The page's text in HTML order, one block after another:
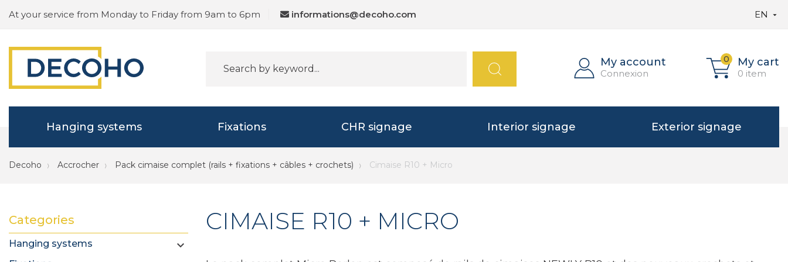
At your service from Monday to Friday from 9am to 6pm informations@decoho.com EN 
My account
Connexion
0 My cart
0 item
Hanging systems Fixations CHR signage Interior signage Exterior signage
Decoho Accrocher Pack cimaise complet (rails + fixations + câbles + crochets) Cimaise R10 + Micro
Categories
Hanging systems 
CIMAISE R10 + MICRO